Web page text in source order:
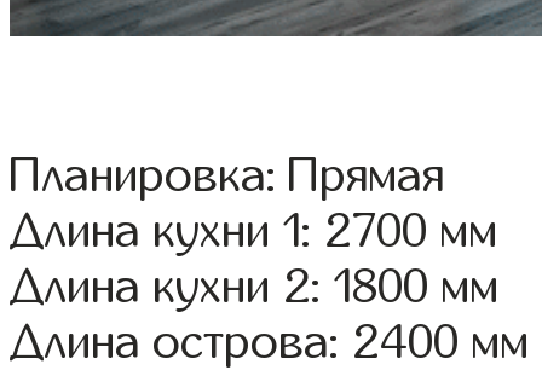
Планировка: Прямая
Длина кухни 1: 2700 мм
Длина кухни 2: 1800 мм
Длина острова: 2400 мм